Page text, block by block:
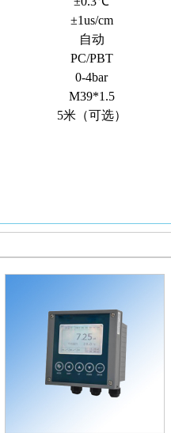
±1us/cm
自动
PC/PBT
0-4bar
M39*1.5
5米（可选）